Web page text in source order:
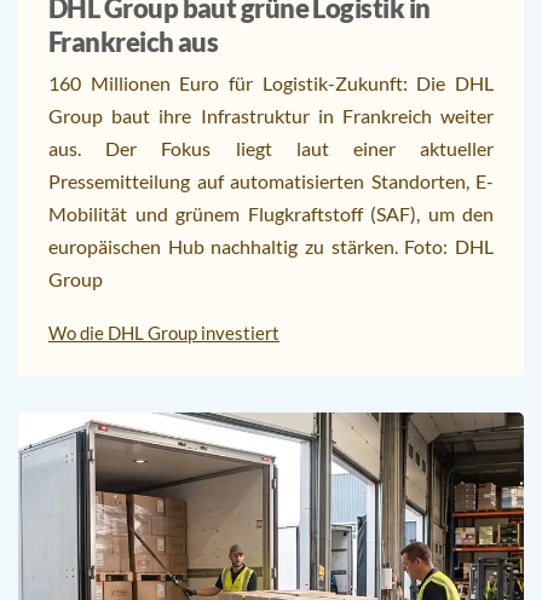
DHL Group baut grüne Logistik in
Frankreich aus
160 Millionen Euro für Logistik-Zukunft: Die DHL
Group baut ihre Infrastruktur in Frankreich weiter
aus. Der Fokus liegt laut einer aktueller
Pressemitteilung auf automatisierten Standorten, E-
Mobilität und grünem Flugkraftstoff (SAF), um den
europäischen Hub nachhaltig zu stärken. Foto: DHL
Group
Wo die DHL Group investiert